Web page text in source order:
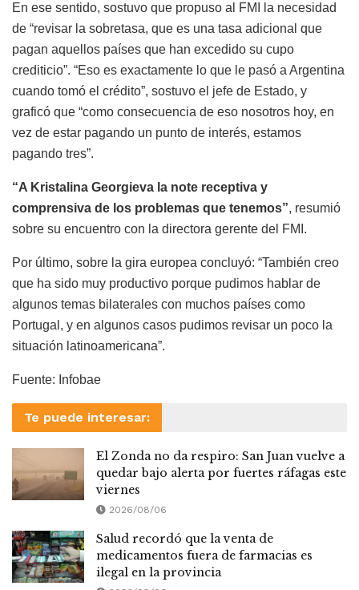
En ese sentido, sostuvo que propuso al FMI la necesidad
de “revisar la sobretasa, que es una tasa adicional que
pagan aquellos países que han excedido su cupo
crediticio”. “Eso es exactamente lo que le pasó a Argentina
cuando tomó el crédito”, sostuvo el jefe de Estado, y
graficó que “como consecuencia de eso nosotros hoy, en
vez de estar pagando un punto de interés, estamos
pagando tres”.
“A Kristalina Georgieva la note receptiva y
comprensiva de los problemas que tenemos”, resumió
sobre su encuentro con la directora gerente del FMI.
Por último, sobre la gira europea concluyó: “También creo
que ha sido muy productivo porque pudimos hablar de
algunos temas bilaterales con muchos países como
Portugal, y en algunos casos pudimos revisar un poco la
situación latinoamericana”.
Fuente: Infobae
Te puede interesar:
El Zonda no da respiro: San Juan vuelve a
quedar bajo alerta por fuertes ráfagas este
viernes
2026/08/06
Salud recordó que la venta de
medicamentos fuera de farmacias es
ilegal en la provincia